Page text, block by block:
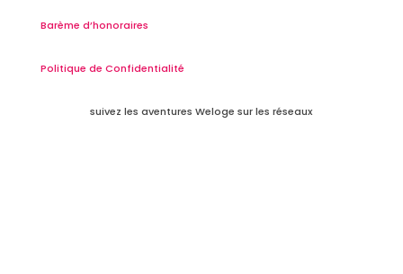
Barème d’honoraires
Politique de Confidentialité
suivez les aventures Weloge sur les réseaux